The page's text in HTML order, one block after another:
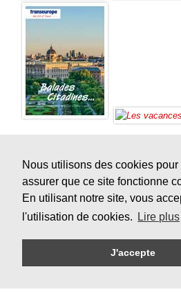
Nous utilisons des cookies pour
assurer que ce site fonctionne
En utilisant notre site, vous
l'utilisation de cookies.
Lire plus
J'accepte
Contact
Questions?
Conditions de voyage
Durabilité